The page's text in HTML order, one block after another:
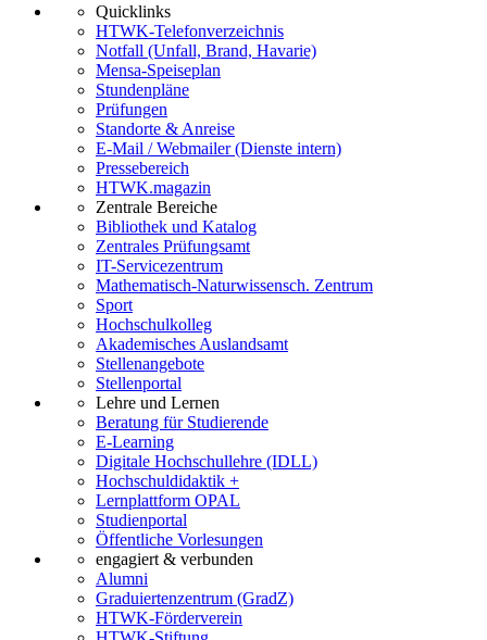
Quicklinks
HTWK-Telefonverzeichnis
Notfall (Unfall, Brand, Havarie)
Mensa-Speiseplan
Stundenpläne
Prüfungen
Standorte & Anreise
E-Mail / Webmailer (Dienste intern)
Pressebereich
HTWK.magazin
Zentrale Bereiche
Bibliothek und Katalog
Zentrales Prüfungsamt
IT-Servicezentrum
Mathematisch-Naturwissensch. Zentrum
Sport
Hochschulkolleg
Akademisches Auslandsamt
Stellenangebote
Stellenportal
Lehre und Lernen
Beratung für Studierende
E-Learning
Digitale Hochschullehre (IDLL)
Hochschuldidaktik +
Lernplattform OPAL
Studienportal
Öffentliche Vorlesungen
engagiert & verbunden
Alumni
Graduiertenzentrum (GradZ)
HTWK-Förderverein